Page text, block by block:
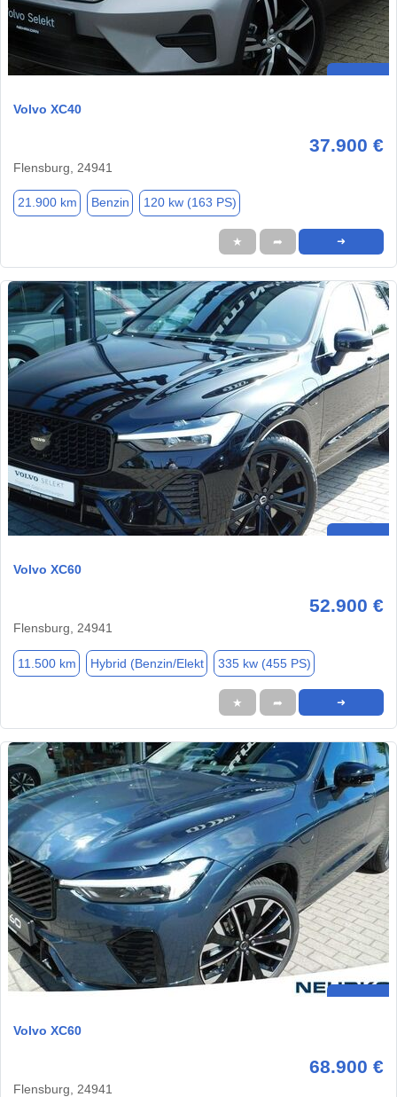
Volvo XC40
37.900 €
Flensburg, 24941
21.900 km Benzin 120 kw (163 PS)
★ ➦ ➜
Volvo XC60
52.900 €
Flensburg, 24941
11.500 km Hybrid (Benzin/Elekt 335 kw (455 PS)
★ ➦ ➜
Volvo XC60
68.900 €
Flensburg, 24941